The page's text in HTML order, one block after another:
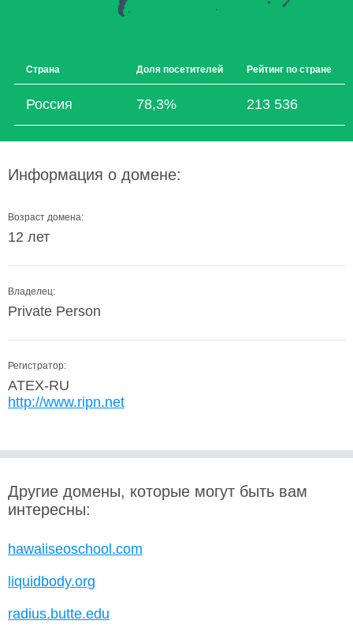
Страна Доля посетителей Рейтинг по стране
Россия 78,3% 213 536
Информация о домене:
Возраст домена:
12 лет
Владелец:
Private Person
Регистратор:
ATEX-RU
http://www.ripn.net
Другие домены, которые могут быть вам
интересны:
hawaiiseoschool.com
liquidbody.org
radius.butte.edu